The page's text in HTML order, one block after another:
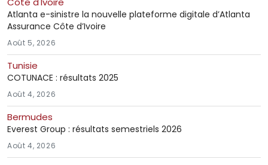
Atlanta e-sinistre la nouvelle plateforme digitale d’Atlanta
Assurance Côte d’Ivoire
Août 5, 2026
Tunisie
COTUNACE : résultats 2025
Août 4, 2026
Bermudes
Everest Group : résultats semestriels 2026
Août 4, 2026